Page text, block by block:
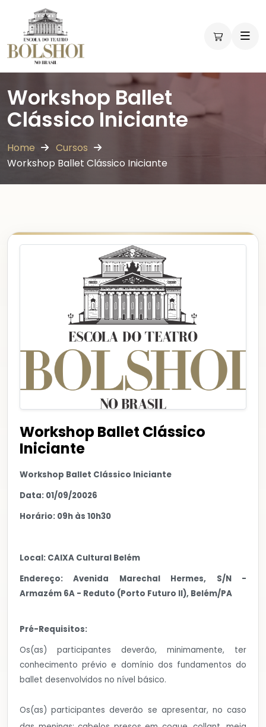
Workshop Ballet
Clássico Iniciante
Home
Cursos
Workshop Ballet Clássico Iniciante
Workshop Ballet Clássico
Iniciante
Workshop Ballet Clássico Iniciante
Data: 01/09/20026
Horário: 09h às 10h30
Local: CAIXA Cultural Belém
Endereço: Avenida Marechal Hermes, S/N -
Armazém 6A - Reduto (Porto Futuro II), Belém/PA
Pré-Requisitos:
Os(as) participantes deverão, minimamente, ter
conhecimento prévio e domínio dos fundamentos do
ballet desenvolvidos no nível básico.
Os(as) participantes deverão se apresentar, no caso